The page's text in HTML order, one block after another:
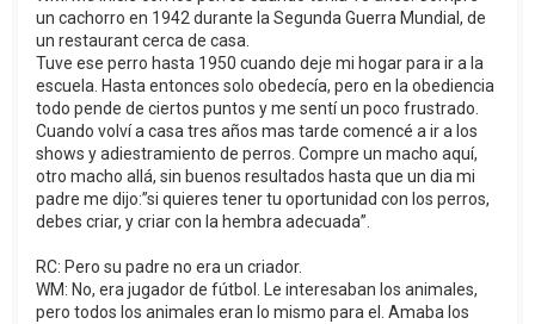
un cachorro en 1942 durante la Segunda Guerra Mundial, de
un restaurant cerca de casa.
Tuve ese perro hasta 1950 cuando deje mi hogar para ir a la
escuela. Hasta entonces solo obedecía, pero en la obediencia
todo pende de ciertos puntos y me sentí un poco frustrado.
Cuando volví a casa tres años mas tarde comencé a ir a los
shows y adiestramiento de perros. Compre un macho aquí,
otro macho allá, sin buenos resultados hasta que un dia mi
padre me dijo:”si quieres tener tu oportunidad con los perros,
debes criar, y criar con la hembra adecuada”.
RC: Pero su padre no era un criador.
WM: No, era jugador de fútbol. Le interesaban los animales,
pero todos los animales eran lo mismo para el. Amaba los